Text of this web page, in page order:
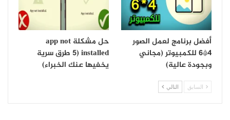
أفضل برنامج لعمل الصور
4*6 للكمبيوتر (مجاني
وبجودة عالية)
حل مشكلة app not
installed (5 طرق سرية
يخفيها عنك الخبراء)
السابق التالي